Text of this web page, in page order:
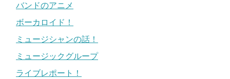
バンドのアニメ
ボーカロイド！
ミュージシャンの話！
ミュージックグループ
ライブレポート！